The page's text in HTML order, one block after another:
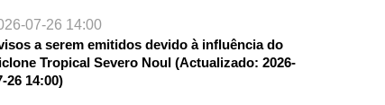
07-26 14:00
a serem emitidos devido à influência do
Tropical Severo Noul (Actualizado: 2026-
26 14:00)